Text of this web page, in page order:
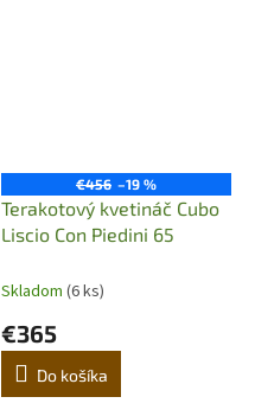
€456 –19 %
Terakotový kvetináč Cubo
Liscio Con Piedini 65
Skladom (6 ks)
€365
Do košíka